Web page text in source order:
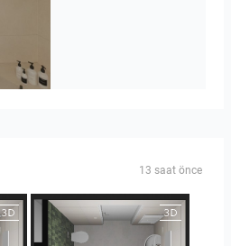
13 saat önce